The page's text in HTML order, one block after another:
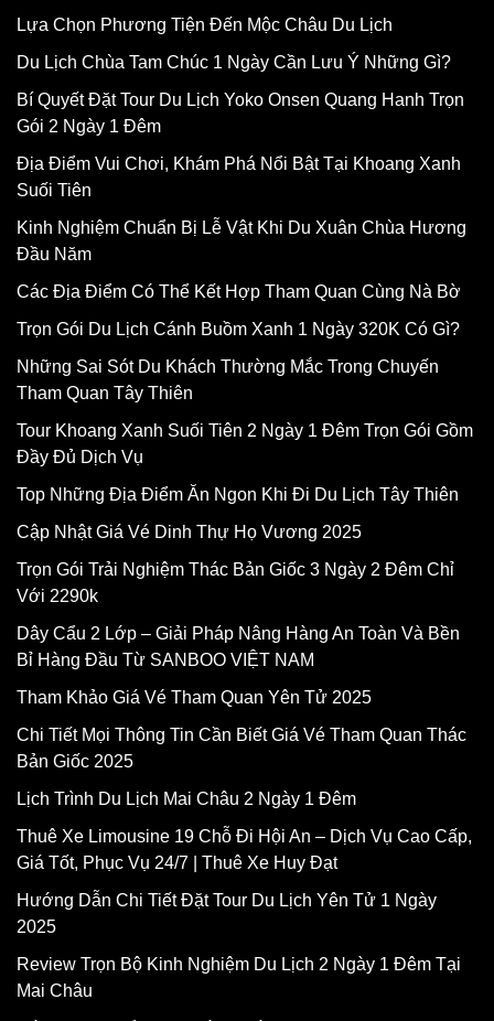
Lựa Chọn Phương Tiện Đến Mộc Châu Du Lịch
Du Lịch Chùa Tam Chúc 1 Ngày Cần Lưu Ý Những Gì?
Bí Quyết Đặt Tour Du Lịch Yoko Onsen Quang Hanh Trọn
Gói 2 Ngày 1 Đêm
Địa Điểm Vui Chơi, Khám Phá Nổi Bật Tại Khoang Xanh
Suối Tiên
Kinh Nghiệm Chuẩn Bị Lễ Vật Khi Du Xuân Chùa Hương
Đầu Năm
Các Địa Điểm Có Thể Kết Hợp Tham Quan Cùng Nà Bờ
Trọn Gói Du Lịch Cánh Buồm Xanh 1 Ngày 320K Có Gì?
Những Sai Sót Du Khách Thường Mắc Trong Chuyến
Tham Quan Tây Thiên
Tour Khoang Xanh Suối Tiên 2 Ngày 1 Đêm Trọn Gói Gồm
Đầy Đủ Dịch Vụ
Top Những Địa Điểm Ăn Ngon Khi Đi Du Lịch Tây Thiên
Cập Nhật Giá Vé Dinh Thự Họ Vương 2025
Trọn Gói Trải Nghiệm Thác Bản Giốc 3 Ngày 2 Đêm Chỉ
Với 2290k
Dây Cẩu 2 Lớp – Giải Pháp Nâng Hàng An Toàn Và Bền
Bỉ Hàng Đầu Từ SANBOO VIỆT NAM
Tham Khảo Giá Vé Tham Quan Yên Tử 2025
Chi Tiết Mọi Thông Tin Cần Biết Giá Vé Tham Quan Thác
Bản Giốc 2025
Lịch Trình Du Lịch Mai Châu 2 Ngày 1 Đêm
Thuê Xe Limousine 19 Chỗ Đi Hội An – Dịch Vụ Cao Cấp,
Giá Tốt, Phục Vụ 24/7 | Thuê Xe Huy Đạt
Hướng Dẫn Chi Tiết Đặt Tour Du Lịch Yên Tử 1 Ngày
2025
Review Trọn Bộ Kinh Nghiệm Du Lịch 2 Ngày 1 Đêm Tại
Mai Châu